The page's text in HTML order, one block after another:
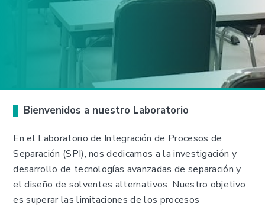
Bienvenidos a nuestro Laboratorio
En el Laboratorio de Integración de Procesos de
Separación (SPI), nos dedicamos a la investigación y
desarrollo de tecnologías avanzadas de separación y
el diseño de solventes alternativos. Nuestro objetivo
es superar las limitaciones de los procesos